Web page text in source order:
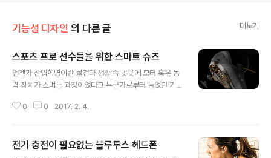
기능성 디자인 의 다른 글 더보기
스포츠 프로 선수들을 위한 스마트 슈즈
언젠가 산업혁명이란 물건과 생활 속 곳곳에 모터 혹은 동
력 장치가 스며든 과정이었다고 누군가로부터 들었던 기억
가 들어갈 자리에 반도체 또는 칩(Chip)이 들어갈 수 있을
과 현재의 IT 정보혁명의 차이라고 한다면 단연 그 흐름의
0 0 2017. 2. 4.
전기 충전이 필요없는 블루투스 헤드폰